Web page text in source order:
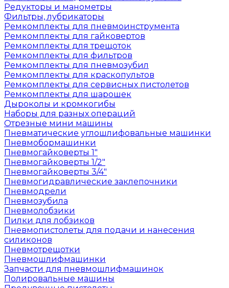
Редукторы и манометры
Фильтры, лубрикаторы
Ремкомплекты для пневмоинструмента
Ремкомплекты для гайковертов
Ремкомплекты для трещоток
Ремкомплекты для фильтров
Ремкомплекты для пневмозубил
Ремкомплекты для краскопультов
Ремкомплекты для сервисных пистолетов
Ремкомплекты для шарошек
Дыроколы и кромкогибы
Наборы для разных операций
Отрезные мини машины
Пневматические углошлифовальные машинки
Пневмобормашинки
Пневмогайковерты 1"
Пневмогайковерты 1/2"
Пневмогайковерты 3/4"
Пневмогидравлические заклепочники
Пневмодрели
Пневмозубила
Пневмолобзики
Пилки для лобзиков
Пневмопистолеты для подачи и нанесения
силиконов
Пневмотрещотки
Пневмошлифмашинки
Запчасти для пневмошлифмашинок
Полировальные машины